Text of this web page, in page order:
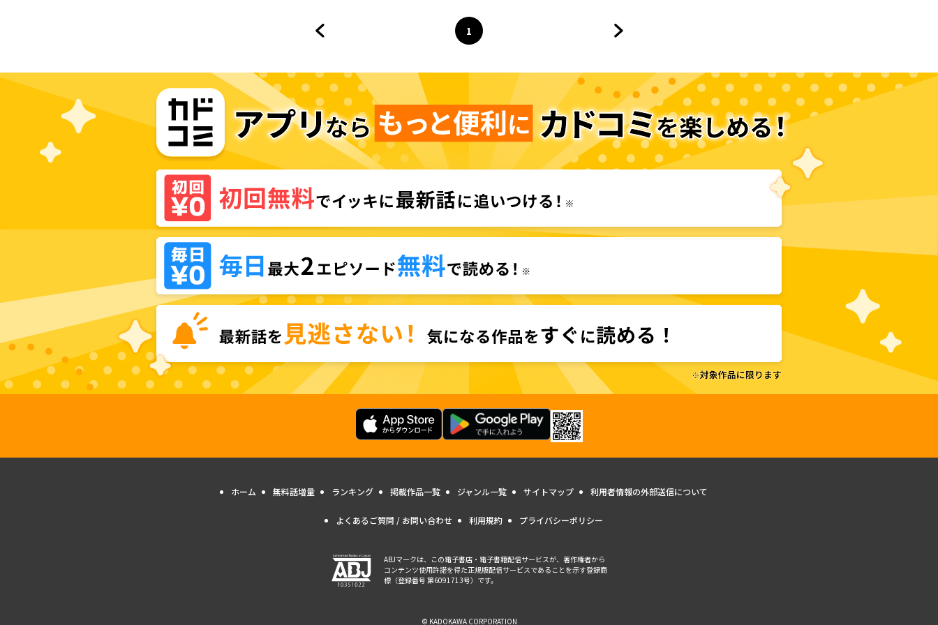
ページ
1
へ
ホーム 無料話増量 ランキング 掲載作品一覧 ジャンル一覧 サイトマップ 利用者情報の外部送信について
よくあるご質問 / お問い合わせ 利用規約 プライバシーポリシー
ABJマークは、この電子書店・電子書籍配信サービスが、著作権者から
コンテンツ使用許諾を得た正規版配信サービスであることを示す登録商
標（登録番号 第6091713号）です。
© KADOKAWA CORPORATION